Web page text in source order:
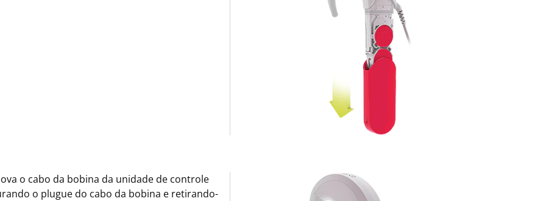
o cabo da bobina da unidade de controle
o plugue do cabo da bobina e retirando-